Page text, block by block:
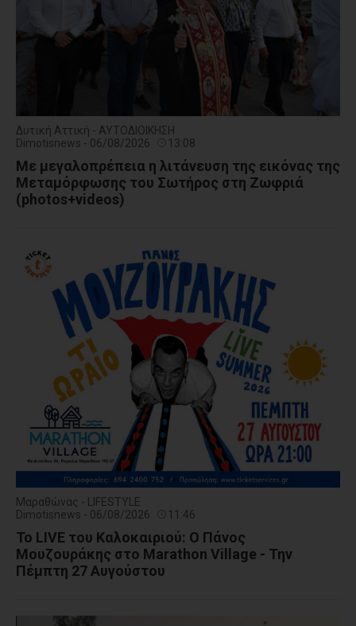
Δυτική Αττική - ΑΥΤΟΔΙΟΙΚΗΣΗ
Dimotisnews - 06/08/2026
13:08
Με μεγαλοπρέπεια η λιτάνευση της εικόνας της
Μεταμόρφωσης του Σωτήρος στη Ζωφριά
(photos+videos)
Μαραθώνας - LIFESTYLE
Dimotisnews - 06/08/2026
11:46
Το LIVE του Καλοκαιριού: Ο Πάνος
Μουζουράκης στο Marathon Village - Την
Πέμπτη 27 Αυγούστου